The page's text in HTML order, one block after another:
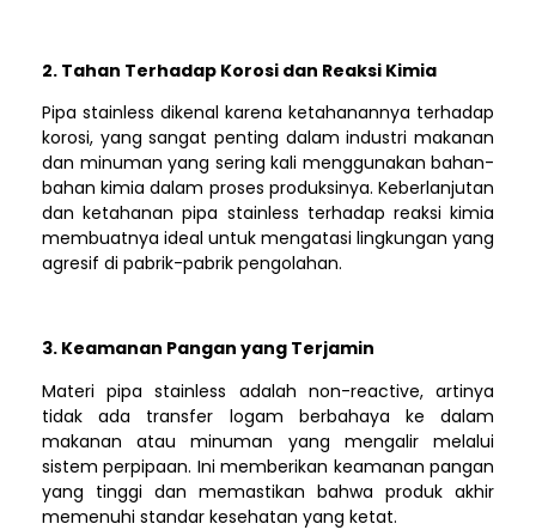
2. Tahan Terhadap Korosi dan Reaksi Kimia
Pipa stainless dikenal karena ketahanannya terhadap
korosi, yang sangat penting dalam industri makanan
dan minuman yang sering kali menggunakan bahan-
bahan kimia dalam proses produksinya. Keberlanjutan
dan ketahanan pipa stainless terhadap reaksi kimia
membuatnya ideal untuk mengatasi lingkungan yang
agresif di pabrik-pabrik pengolahan.
3. Keamanan Pangan yang Terjamin
Materi pipa stainless adalah non-reactive, artinya
tidak ada transfer logam berbahaya ke dalam
makanan atau minuman yang mengalir melalui
sistem perpipaan. Ini memberikan keamanan pangan
yang tinggi dan memastikan bahwa produk akhir
memenuhi standar kesehatan yang ketat.